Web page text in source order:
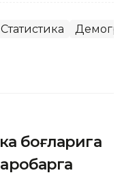
Статистика
боғларига